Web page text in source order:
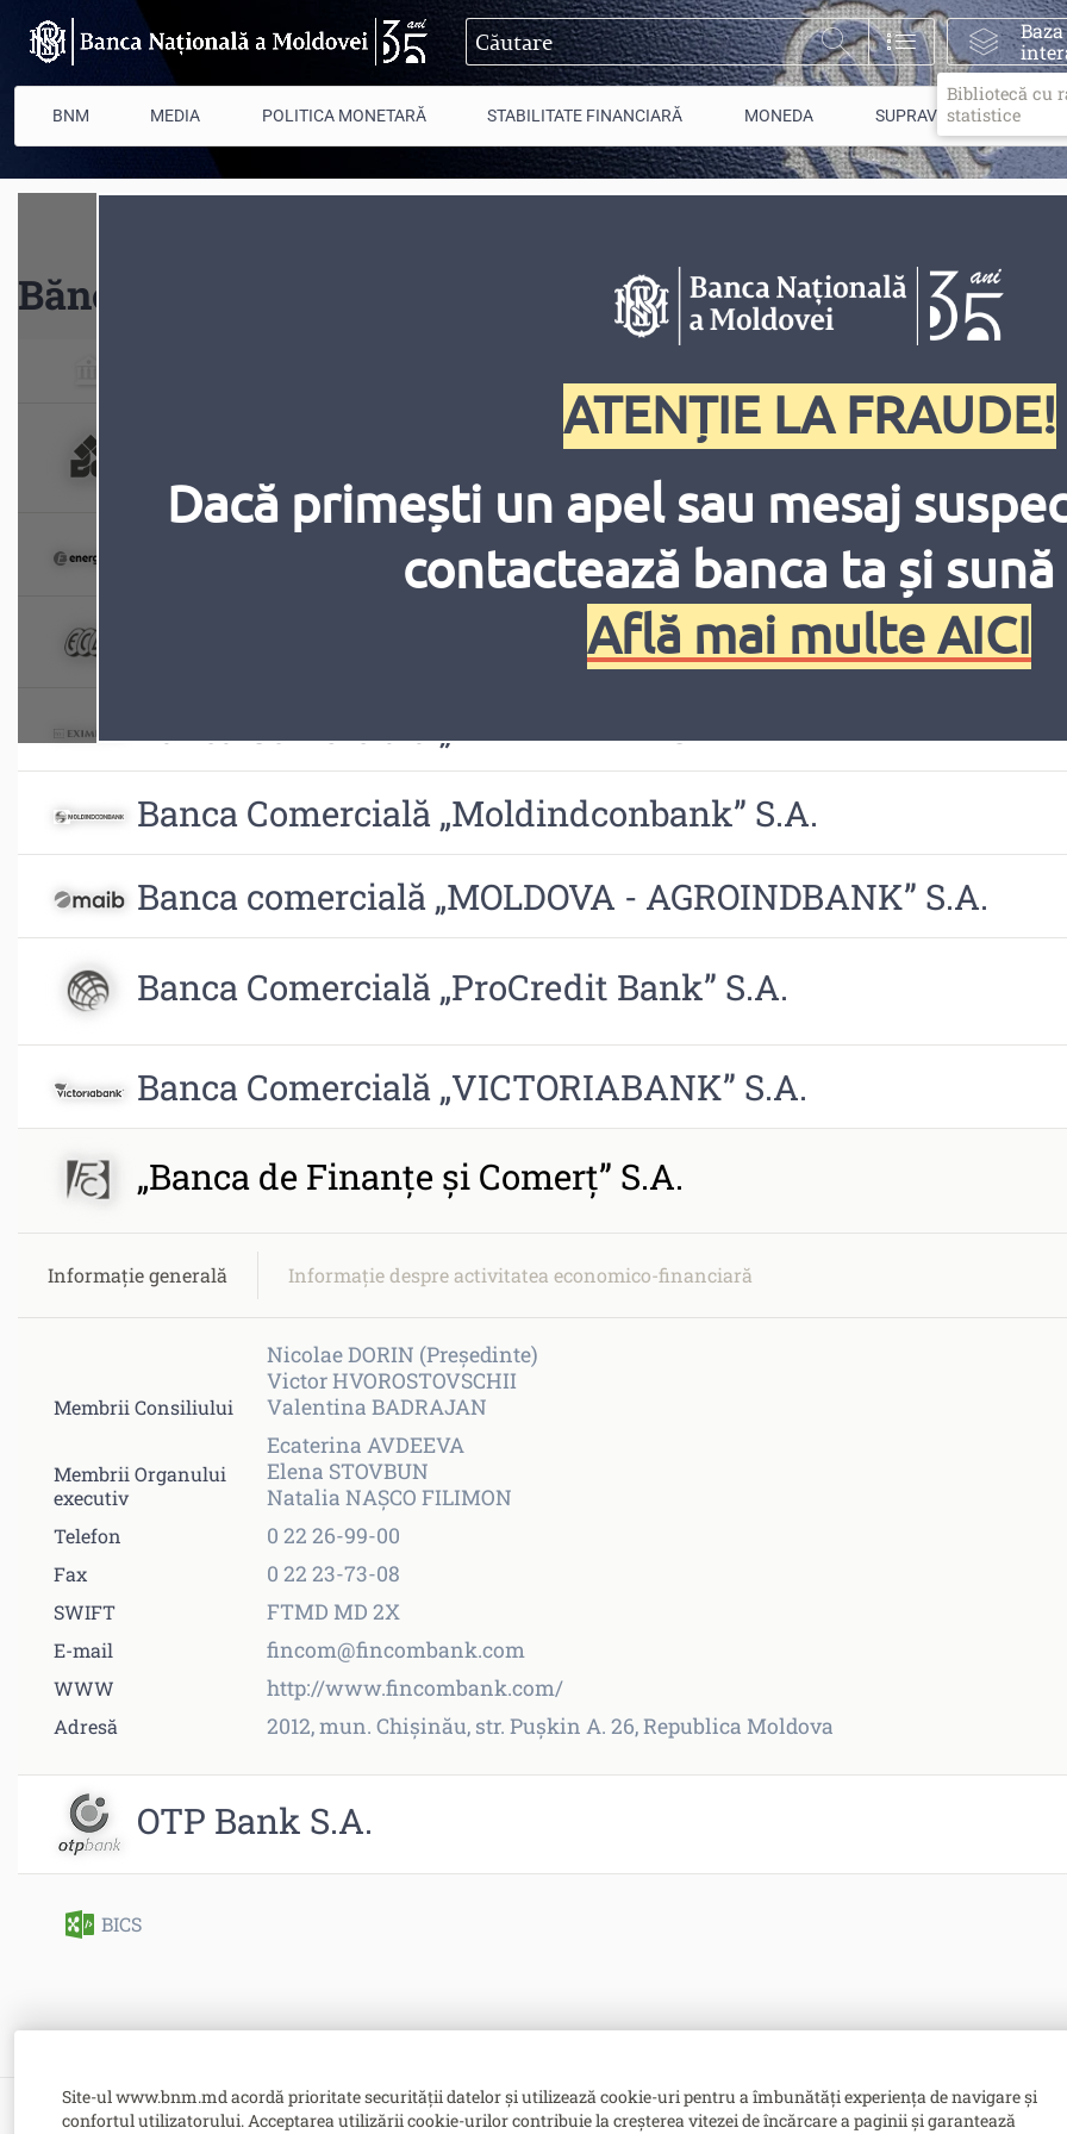
Mergi la conţinutul principal
BNM MEDIA POLITICA MONETARĂ STABILITATE FINANCIARĂ MONEDA SUPRAVEGHERE
ATENȚIE LA FRAUDE!
Dacă primești un apel sau mesaj
contactează banca ta și
Află mai multe AICI
Site-ul www.bnm.md acordă prioritate securității datelor și utilizează cookie-uri pentru a îmbunătăți experiența de navigare și
confortul utilizatorului. Acceptarea utilizării cookie-urilor contribuie la creșterea vitezei de încărcare a paginii și garantează
Băncile din Republica Moldova
Banca Comercială „COMERŢBANK” S.A.
Banca Comercială „ENERGBANK” S.A.
Banca Comercială „EuroCreditBank” S.A.
Banca Comercială „EXIMBANK” S.A.
Banca Comercială „Moldindconbank” S.A.
Banca comercială „MOLDOVA - AGROINDBANK” S.A.
Banca Comercială „ProCredit Bank” S.A.
Banca Comercială „VICTORIABANK” S.A.
„Banca de Finanţe şi Comerţ” S.A.
Informație generală Informație despre activitatea economico-financiară
Membrii Consiliului
Nicolae DORIN (Președinte)
Victor HVOROSTOVSCHII
Valentina BADRAJAN
Membrii Organului
executiv
Ecaterina AVDEEVA
Elena STOVBUN
Natalia NAȘCO FILIMON
Telefon 0 22 26-99-00
Fax 0 22 23-73-08
SWIFT FTMD MD 2X
E-mail fincom@fincombank.com
WWW http://www.fincombank.com/
Adresă 2012, mun. Chişinău, str. Puşkin A. 26, Republica Moldova
OTP Bank S.A.
BICS
Bibliotecă cu
statistice